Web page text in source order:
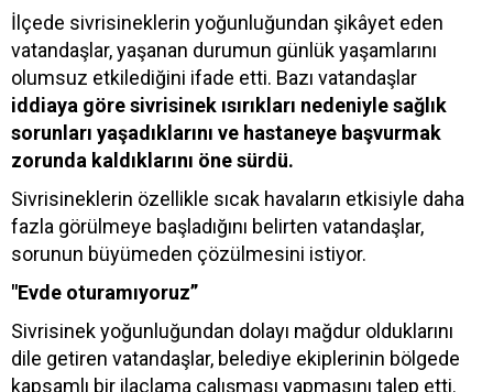
İlçede sivrisineklerin yoğunluğundan şikâyet eden
vatandaşlar, yaşanan durumun günlük yaşamlarını
olumsuz etkilediğini ifade etti. Bazı vatandaşlar
iddiaya göre sivrisinek ısırıkları nedeniyle sağlık
sorunları yaşadıklarını ve hastaneye başvurmak
zorunda kaldıklarını öne sürdü.
Sivrisineklerin özellikle sıcak havaların etkisiyle daha
fazla görülmeye başladığını belirten vatandaşlar,
sorunun büyümeden çözülmesini istiyor.
"Evde oturamıyoruz”
Sivrisinek yoğunluğundan dolayı mağdur olduklarını
dile getiren vatandaşlar, belediye ekiplerinin bölgede
kapsamlı bir ilaçlama çalışması yapmasını talep etti.